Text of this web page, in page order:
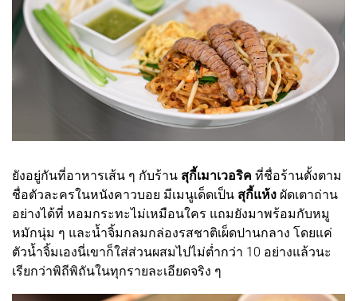
ยังอยู่กันที่อาหารเส้น ๆ กับร้าน สุกี้เมาเวอริค ที่ชื่อร้านตั้งตาม
ชื่อตัวละครในหนังคาวบอย มีเมนูเด็ดเป็น สุกี้แห้ง ผัดเตาถ่าน
อย่างได้ที่ หอมกระทะไม่เหมือนใคร แถมยังมาพร้อมกับหมู
หมักนุ่ม ๆ และน้ำจิ้มกลมกล่องรสชาติเผ็ดปานกลาง โดยแค่
ตัวน้ำจิ้มเองนี่เขาก็ใส่ส่วนผสมไปไม่ต่ำกว่า 10 อย่างแล้วนะ
เรียกว่าพิถีพิถันในทุกรายละเอียดจริง ๆ